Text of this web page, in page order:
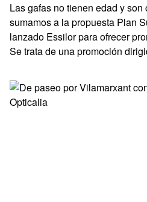
Las gafas no tienen edad y
sumamos a la propuesta Plan
lanzado Essilor para ofrecer
Se trata de una promoción